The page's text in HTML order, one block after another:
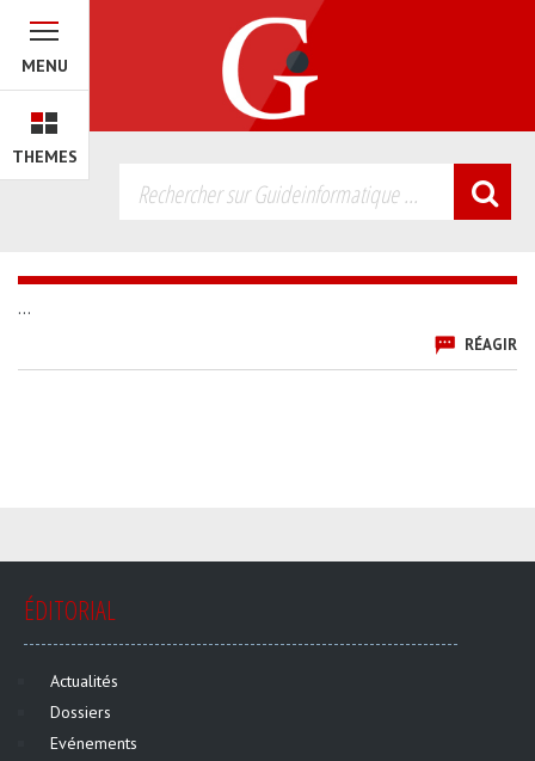
MENU
THEMES
...
RÉAGIR
ÉDITORIAL
Actualités
Dossiers
Evénements